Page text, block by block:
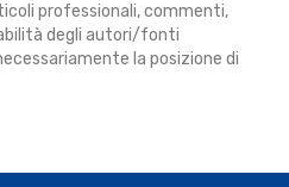
professionali, commenti,
degli autori/fonti
la posizione di